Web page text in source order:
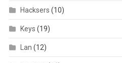
Hacksers (10)
Keys (19)
Lan (12)